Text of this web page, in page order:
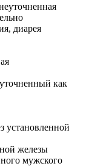
диарея
как
установленной
железы
мужского